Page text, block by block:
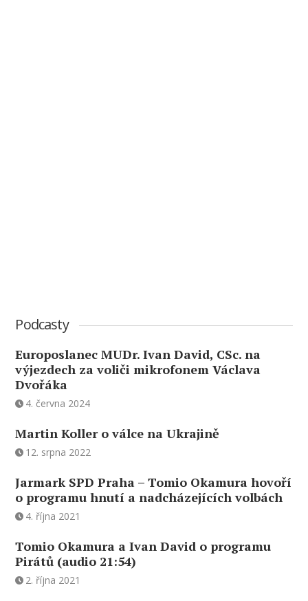
Podcasty
Europoslanec MUDr. Ivan David, CSc. na
výjezdech za voliči mikrofonem Václava
Dvořáka
4. června 2024
Martin Koller o válce na Ukrajině
12. srpna 2022
Jarmark SPD Praha – Tomio Okamura hovoří
o programu hnutí a nadcházejících volbách
4. října 2021
Tomio Okamura a Ivan David o programu
Pirátů (audio 21:54)
2. října 2021